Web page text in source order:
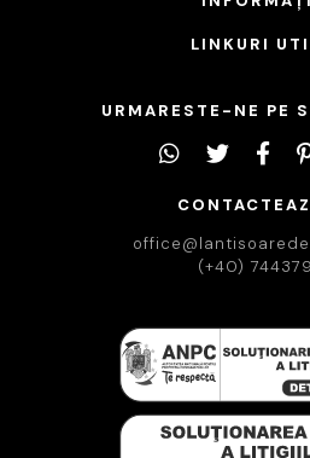
LINKURI
URMARESTE-NE PE
(+40)